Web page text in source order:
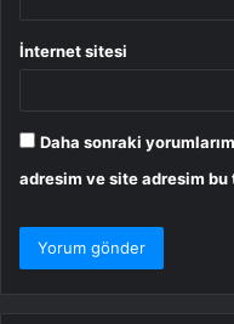
İnternet sitesi
Daha sonraki
adresim ve site adresim bu